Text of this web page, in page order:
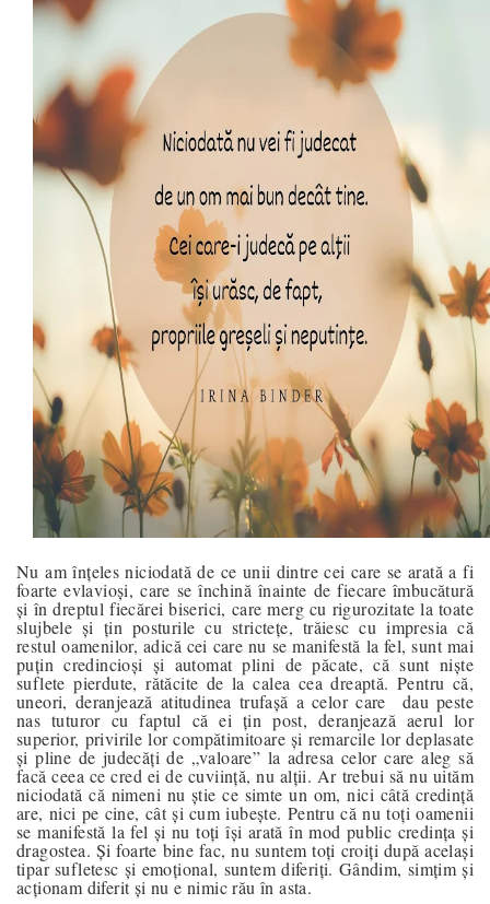
Nu am înțeles niciodată de ce unii dintre cei care se arată a fi
foarte evlavioși, care se închină înainte de fiecare îmbucătură
și în dreptul fiecărei biserici, care merg cu rigurozitate la toate
slujbele și țin posturile cu strictețe, trăiesc cu impresia că
restul oamenilor, adică cei care nu se manifestă la fel, sunt mai
puțin credincioși și automat plini de păcate, că sunt niște
suflete pierdute, rătăcite de la calea cea dreaptă. Pentru că,
uneori, deranjează atitudinea trufașă a celor care
dau peste
nas tuturor cu faptul că ei țin post, deranjează aerul lor
superior, privirile lor compătimitoare și remarcile lor deplasate
și pline de judecăți de „valoare” la adresa celor care aleg să
facă ceea ce cred ei de cuviință, nu alții. Ar trebui să nu uităm
niciodată că nimeni nu știe ce simte un om, nici câtă credință
are, nici pe cine, cât și cum iubește. Pentru că nu toți oamenii
se manifestă la fel și nu toți își arată în mod public credința și
dragostea. Și foarte bine fac, nu suntem toți croiți după același
tipar sufletesc și emoțional, suntem diferiți. Gândim, simțim și
acționam diferit și nu e nimic rău în asta.